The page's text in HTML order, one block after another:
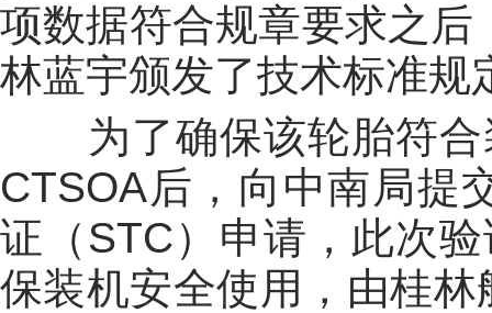
项数据符合规章要求之
林蓝宇颁发了技术标准规
为了确保该轮胎符合
CTSOA后，向中南局提
证（STC）申请，此次
保装机安全使用，由桂